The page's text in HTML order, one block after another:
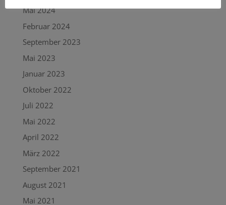
Mai 2024
Februar 2024
September 2023
Mai 2023
Januar 2023
Oktober 2022
Juli 2022
Mai 2022
April 2022
März 2022
September 2021
August 2021
Mai 2021